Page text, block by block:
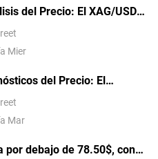
del Precio: El XAG/USD
máximo de un mes, apunta
una ruptura técnica
Mier
del Precio: El
59.00$ en medio de
esperanzas de paz en Irán
Mar
por debajo de 78.50$, con